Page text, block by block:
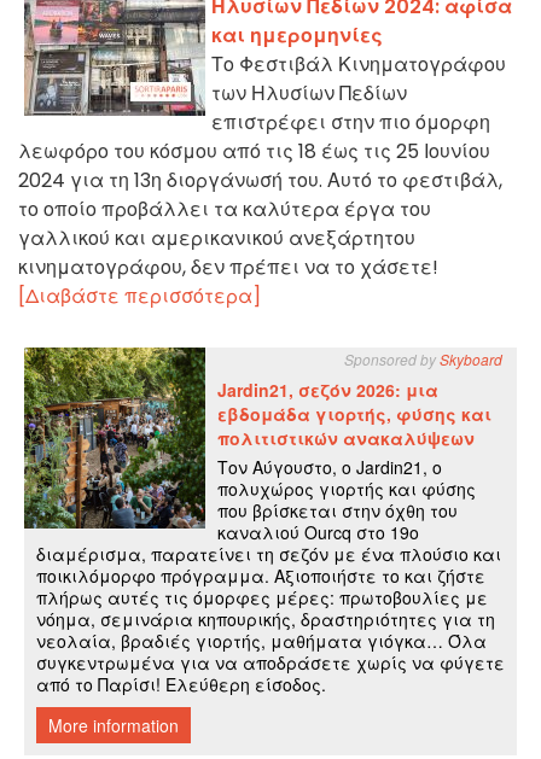
Ηλυσίων Πεδίων 2024: αφίσα
και ημερομηνίες
Το Φεστιβάλ Κινηματογράφου
των Ηλυσίων Πεδίων
επιστρέφει στην πιο όμορφη
λεωφόρο του κόσμου από τις 18 έως τις 25 Ιουνίου
2024 για τη 13η διοργάνωσή του. Αυτό το φεστιβάλ,
το οποίο προβάλλει τα καλύτερα έργα του
γαλλικού και αμερικανικού ανεξάρτητου
κινηματογράφου, δεν πρέπει να το χάσετε!
[Διαβάστε περισσότερα]